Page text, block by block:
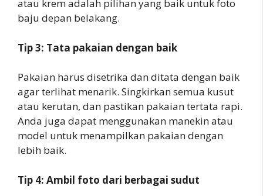
atau krem adalah pilihan yang baik untuk foto
baju depan belakang.
Tip 3: Tata pakaian dengan baik
Pakaian harus disetrika dan ditata dengan baik
agar terlihat menarik. Singkirkan semua kusut
atau kerutan, dan pastikan pakaian tertata rapi.
Anda juga dapat menggunakan manekin atau
model untuk menampilkan pakaian dengan
lebih baik.
Tip 4: Ambil foto dari berbagai sudut